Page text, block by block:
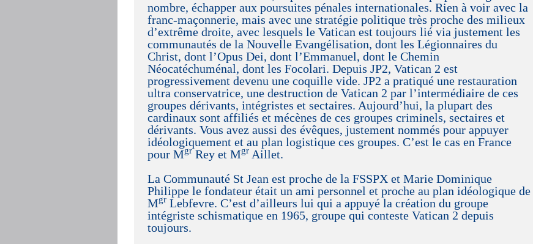
nombre, échapper aux poursuites pénales internationales. Rien à voir avec la
franc-maçonnerie, mais avec une stratégie politique très proche des milieux
d’extrême droite, avec lesquels le Vatican est toujours lié via justement les
communautés de la Nouvelle Evangélisation, dont les Légionnaires du
Christ, dont l’Opus Dei, dont l’Emmanuel, dont le Chemin
Néocatéchuménal, dont les Focolari. Depuis JP2, Vatican 2 est
progressivement devenu une coquille vide. JP2 a pratiqué une restauration
ultra conservatrice, une destruction de Vatican 2 par l’intermédiaire de ces
groupes dérivants, intégristes et sectaires. Aujourd’hui, la plupart des
cardinaux sont affiliés et mécènes de ces groupes criminels, sectaires et
dérivants. Vous avez aussi des évêques, justement nommés pour appuyer
idéologiquement et au plan logistique ces groupes. C’est le cas en France
pour Mgr Rey et Mgr Aillet.
La Communauté St Jean est proche de la FSSPX et Marie Dominique
Philippe le fondateur était un ami personnel et proche au plan idéologique de
Mgr Lebfevre. C’est d’ailleurs lui qui a appuyé la création du groupe
intégriste schismatique en 1965, groupe qui conteste Vatican 2 depuis
toujours.